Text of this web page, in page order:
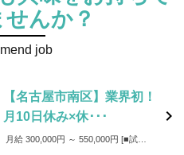
んか？
job
【名古屋市南区】業界初！
月10日休み×休･･･
月給 300,000円 ～ 550,000円 ■試用期間：6か月（うち35日間は、研修期間) ※研修期間中の給与は月給209,300円～となります。 ■賞与：年3回 ■成果給あり：売上に応じて、基本給に加え成果給（売上の42%程度）を支給 ■各種手当（皆勤・回数・家族・資格・役職など） ■支援金制度（入社・学資） ■事故補償（万が一事故が発生した場合、事故費用は会社が負担します）
